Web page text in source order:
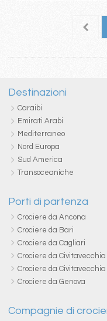
292
Destinazioni
Caraibi
Emirati Arabi
Mediterraneo
Nord Europa
Sud America
Transoceaniche
Porti di partenza
Crociere da Ancona
Crociere da Bari
Crociere da Cagliari
Crociere da Civitavecchia
Crociere da Civitavecchia
Crociere da Genova
Compagnie di